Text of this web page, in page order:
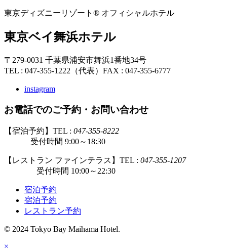
東京ディズニーリゾート® オフィシャルホテル
東京ベイ舞浜ホテル
〒279-0031 千葉県浦安市舞浜1番地34号
TEL : 047-355-1222（代表） FAX : 047-355-6777
instagram
お電話でのご予約・お問い合わせ
【宿泊予約】TEL : 047-355-8222
受付時間 9:00～18:30
【レストラン ファインテラス】TEL : 047-355-1207
受付時間 10:00～22:30
宿泊予約
宿泊予約
レストラン予約
© 2024 Tokyo Bay Maihama Hotel.
×